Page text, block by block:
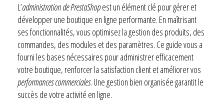
L’administration de PrestaShopest un élément clé pour gérer et
développer une boutique en ligne performante. En maîtrisant
ses fonctionnalités, vous optimisez la gestion des produits, des
commandes, des modules et des paramètres. Ce guide vous a
fourni les bases nécessaires pour administrer efficacement
votre boutique, renforcer la satisfaction client et améliorer vos
performances commerciales. Une gestion bien organisée garantit le
succès de votre activité en ligne.